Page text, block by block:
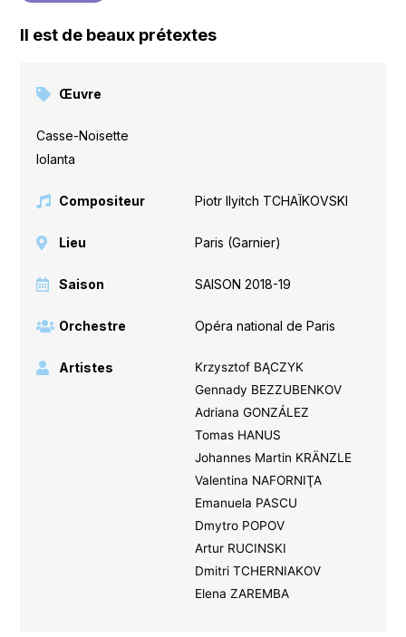
Il est de beaux prétextes
Œuvre
Casse-Noisette
Iolanta
Compositeur Piotr Ilyitch TCHAÏKOVSKI
Lieu Paris (Garnier)
Saison SAISON 2018-19
Orchestre Opéra national de Paris
Artistes
Krzysztof BĄCZYK
Gennady BEZZUBENKOV
Adriana GONZÁLEZ
Tomas HANUS
Johannes Martin KRÄNZLE
Valentina NAFORNIŢA
Emanuela PASCU
Dmytro POPOV
Artur RUCINSKI
Dmitri TCHERNIAKOV
Elena ZAREMBA